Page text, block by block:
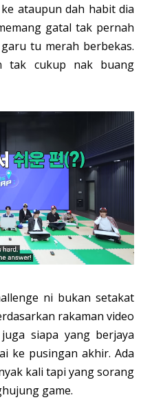
ataupun dah habit dia
gatal tak pernah
tu merah berbekas.
tak cukup nak buang
ni bukan setakat
rakaman video
siapa yang berjaya
ke pusingan akhir. Ada
kali tapi yang sorang
game.